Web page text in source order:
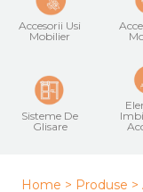
Accesorii Usi
Mobilier
Sisteme De
Glisare
Home > Produse >